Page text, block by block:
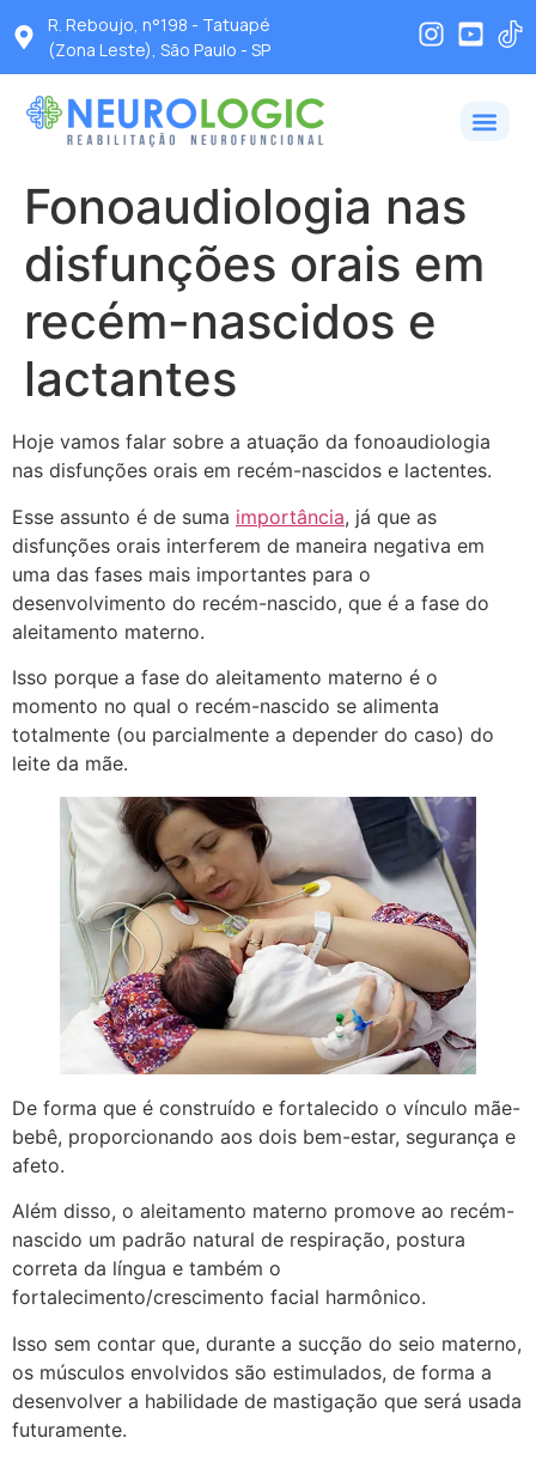
R. Reboujo, n°198 - Tatuapé
(Zona Leste), São Paulo - SP
Fonoaudiologia nas
disfunções orais em
recém-nascidos e
lactantes
Hoje vamos falar sobre a atuação da fonoaudiologia
nas disfunções orais em recém-nascidos e lactentes.
Esse assunto é de suma importância, já que as
disfunções orais interferem de maneira negativa em
uma das fases mais importantes para o
desenvolvimento do recém-nascido, que é a fase do
aleitamento materno.
Isso porque a fase do aleitamento materno é o
momento no qual o recém-nascido se alimenta
totalmente (ou parcialmente a depender do caso) do
leite da mãe.
De forma que é construído e fortalecido o vínculo mãe-
bebê, proporcionando aos dois bem-estar, segurança e
afeto.
Além disso, o aleitamento materno promove ao recém-
nascido um padrão natural de respiração, postura
correta da língua e também o
fortalecimento/crescimento facial harmônico.
Isso sem contar que, durante a sucção do seio materno,
os músculos envolvidos são estimulados, de forma a
desenvolver a habilidade de mastigação que será usada
futuramente.